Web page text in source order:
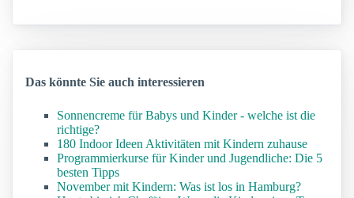
Das könnte Sie auch interessieren
Sonnencreme für Babys und Kinder - welche ist die
richtige?
180 Indoor Ideen Aktivitäten mit Kindern zuhause
Programmierkurse für Kinder und Jugendliche: Die 5
besten Tipps
November mit Kindern: Was ist los in Hamburg?